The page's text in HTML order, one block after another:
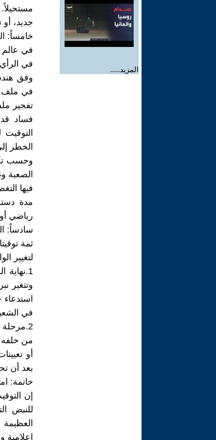
المزيد.....
جديد،
خامساً:
في عالم
في
وفق
في ملف
تفجير
فساد
الخطر
وحسب
الصعبة
فيها
مدة
رياضي
سادساً:
ثمة
لتغيير
1.نهاية
وتتغير
في
من خلفه
أو
بعد أن
خاتمة:
إن
للنبض